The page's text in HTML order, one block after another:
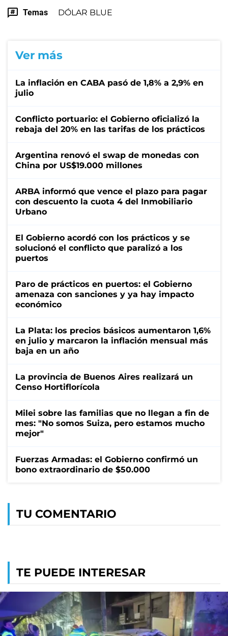
Temas DÓLAR BLUE
Ver más
La inflación en CABA pasó de 1,8% a 2,9% en
julio
Conflicto portuario: el Gobierno oficializó la
rebaja del 20% en las tarifas de los prácticos
Argentina renovó el swap de monedas con
China por US$19.000 millones
ARBA informó que vence el plazo para pagar
con descuento la cuota 4 del Inmobiliario
Urbano
El Gobierno acordó con los prácticos y se
solucionó el conflicto que paralizó a los
puertos
Paro de prácticos en puertos: el Gobierno
amenaza con sanciones y ya hay impacto
económico
La Plata: los precios básicos aumentaron 1,6%
en julio y marcaron la inflación mensual más
baja en un año
La provincia de Buenos Aires realizará un
Censo Hortiflorícola
Milei sobre las familias que no llegan a fin de
mes: "No somos Suiza, pero estamos mucho
mejor"
Fuerzas Armadas: el Gobierno confirmó un
bono extraordinario de $50.000
TU COMENTARIO
TE PUEDE INTERESAR